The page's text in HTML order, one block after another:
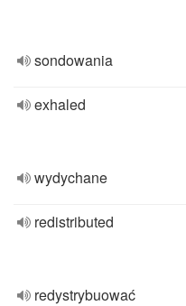
sondowania
exhaled
wydychane
redistributed
redystrybuować